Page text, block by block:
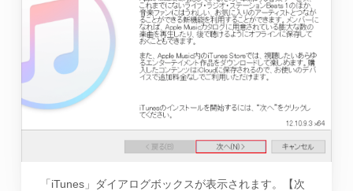
「iTunes」ダイアログボックスが表示されます。【次